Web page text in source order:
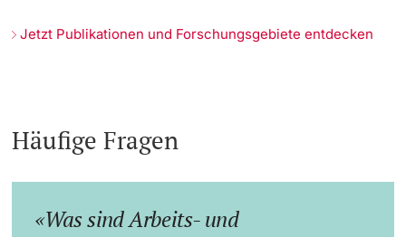
Jetzt Publikationen und Forschungsgebiete entdecken
Häufige Fragen
Was sind Arbeits- und